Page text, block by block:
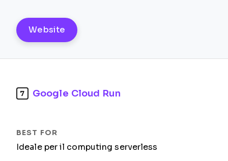
Website
7 Google Cloud Run
Ideale per il computing serverless